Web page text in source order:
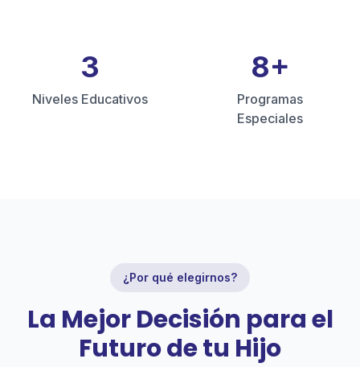
3
Niveles Educativos
8+
Programas
Especiales
¿Por qué elegirnos?
La Mejor Decisión para el
Futuro de tu Hijo